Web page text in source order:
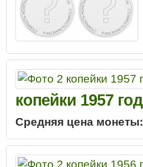
копейки 1957
Средняя цена монеты: